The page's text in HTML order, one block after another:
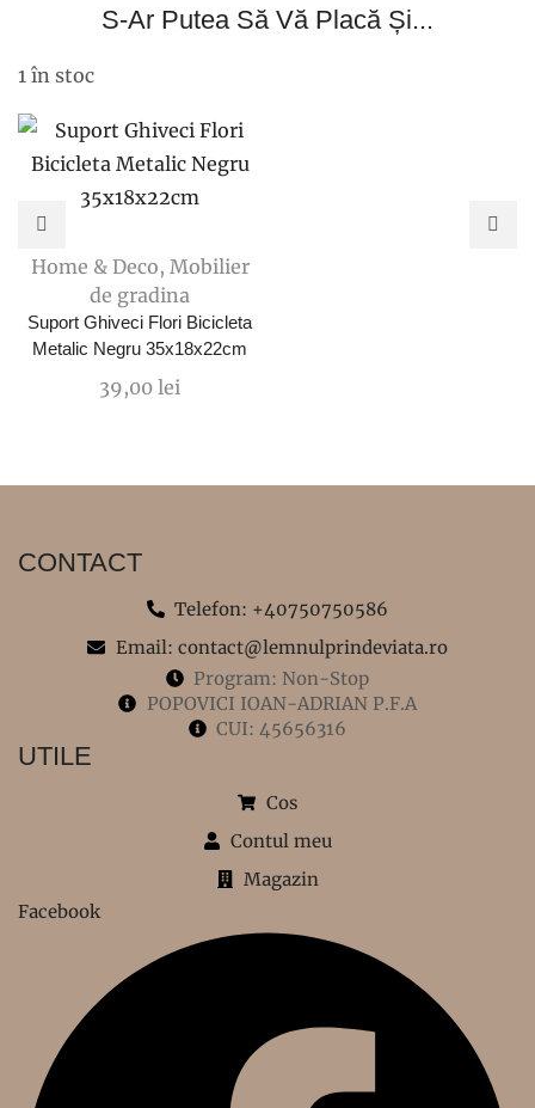
S-Ar Putea Să Vă Placă Și...
1 în stoc
Home & Deco, Mobilier
de gradina
Suport Ghiveci Flori Bicicleta
Metalic Negru 35x18x22cm
39,00 lei
CONTACT
Telefon: +40750750586
Email: contact@lemnulprindeviata.ro
Program: Non-Stop
POPOVICI IOAN-ADRIAN P.F.A
CUI: 45656316
UTILE
Cos
Contul meu
Magazin
Facebook